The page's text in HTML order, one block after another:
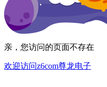
亲，您访问的页面不存在
欢迎访问z6com尊龙电子